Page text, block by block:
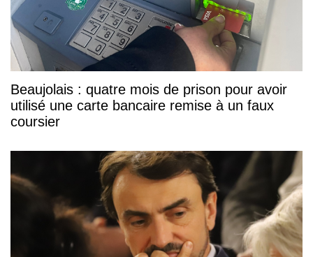
Beaujolais : quatre mois de prison pour avoir
utilisé une carte bancaire remise à un faux
coursier